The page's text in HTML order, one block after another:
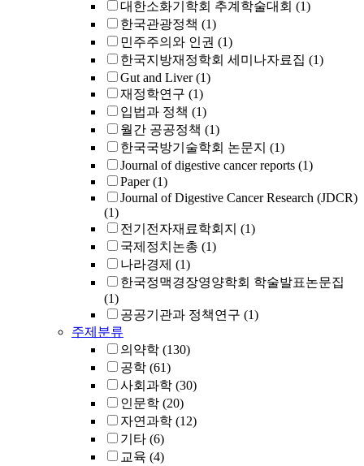
대한소화기학회 추계학술대회 (1)
한국관광정책 (1)
민주주의와 인권 (1)
한국지방재정학회 세미나자료집 (1)
Gut and Liver (1)
재정학연구 (1)
입법과 정책 (1)
월간 공공정책 (1)
한국국방기술학회 논문지 (1)
Journal of digestive cancer reports (1)
Paper (1)
Journal of Digestive Cancer Research (JDCR)
(1)
전기전자재료학회지 (1)
국제정치논총 (1)
나라경제 (1)
한국정맥경장영양학회 학술발표논문집
(1)
공공기관과 정책연구 (1)
주제분류
의약학 (130)
공학 (61)
사회과학 (30)
인문학 (20)
자연과학 (12)
기타 (6)
교육 (4)